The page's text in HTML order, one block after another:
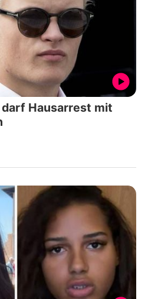
Hausarrest mit